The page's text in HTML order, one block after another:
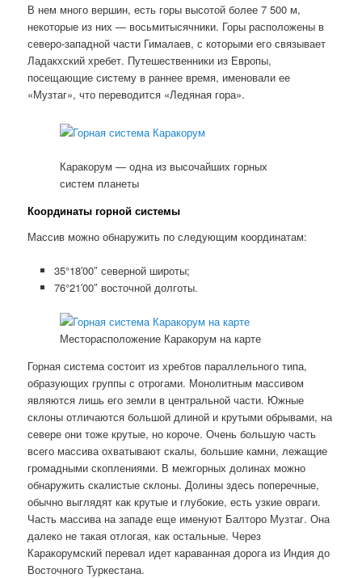
В нем много вершин, есть горы высотой более 7 500 м,
некоторые из них — восьмитысячники. Горы расположены в
северо-западной части Гималаев, с которыми его связывает
Ладакхский хребет. Путешественники из Европы,
посещающие систему в раннее время, именовали ее
«Музтаг», что переводится «Ледяная гора».
Каракорум — одна из высочайших горных
систем планеты
Координаты горной системы
Массив можно обнаружить по следующим координатам:
35°18′00″ северной широты;
76°21′00″ восточной долготы.
Месторасположение Каракорум на карте
Горная система состоит из хребтов параллельного типа,
образующих группы с отрогами. Монолитным массивом
являются лишь его земли в центральной части. Южные
склоны отличаются большой длиной и крутыми обрывами, на
севере они тоже крутые, но короче. Очень большую часть
всего массива охватывают скалы, большие камни, лежащие
громадными скоплениями. В межгорных долинах можно
обнаружить скалистые склоны. Долины здесь поперечные,
обычно выглядят как крутые и глубокие, есть узкие овраги.
Часть массива на западе еще именуют Балторо Музтаг. Она
далеко не такая отлогая, как остальные. Через
Каракорумский перевал идет караванная дорога из Индия до
Восточного Туркестана.